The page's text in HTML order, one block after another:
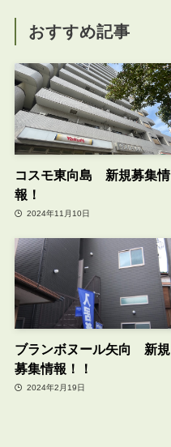
おすすめ記事
コスモ東向島 新規募集情
報！
2024年11月10日
ブランボヌール矢向 新規
募集情報！！
2024年2月19日